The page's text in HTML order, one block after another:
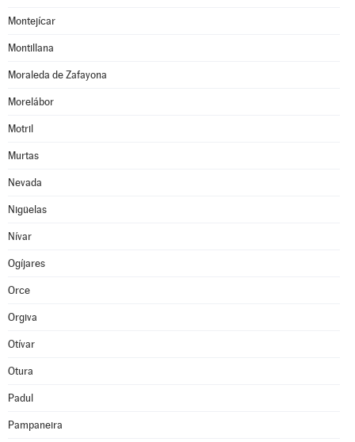
Montejícar
Montillana
Moraleda de Zafayona
Morelábor
Motril
Murtas
Nevada
Nigüelas
Nívar
Ogíjares
Orce
Orgiva
Otívar
Otura
Padul
Pampaneira